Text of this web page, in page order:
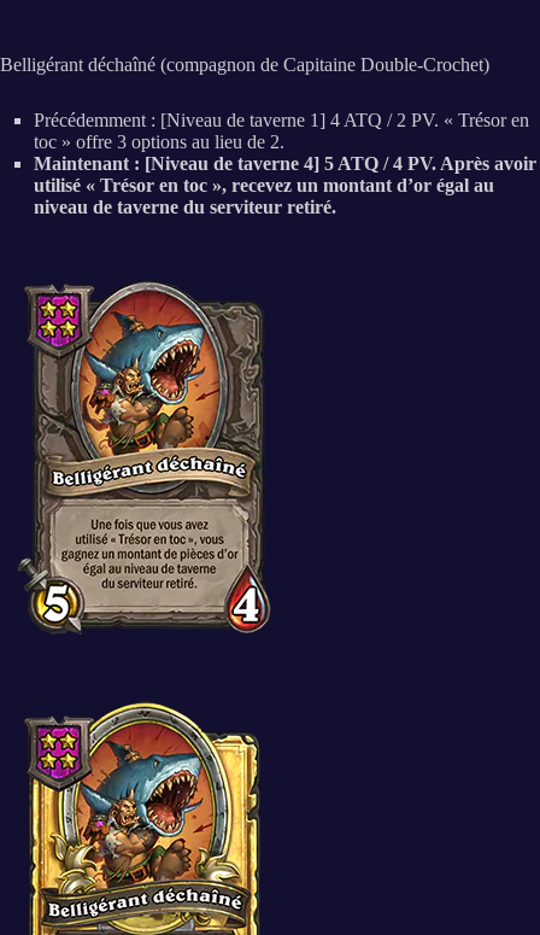
Belligérant déchaîné (compagnon de Capitaine Double-Crochet)
Précédemment : [Niveau de taverne 1] 4 ATQ / 2 PV. « Trésor en
toc » offre 3 options au lieu de 2.
Maintenant : [Niveau de taverne 4] 5 ATQ / 4 PV. Après avoir
utilisé « Trésor en toc », recevez un montant d’or égal au
niveau de taverne du serviteur retiré.